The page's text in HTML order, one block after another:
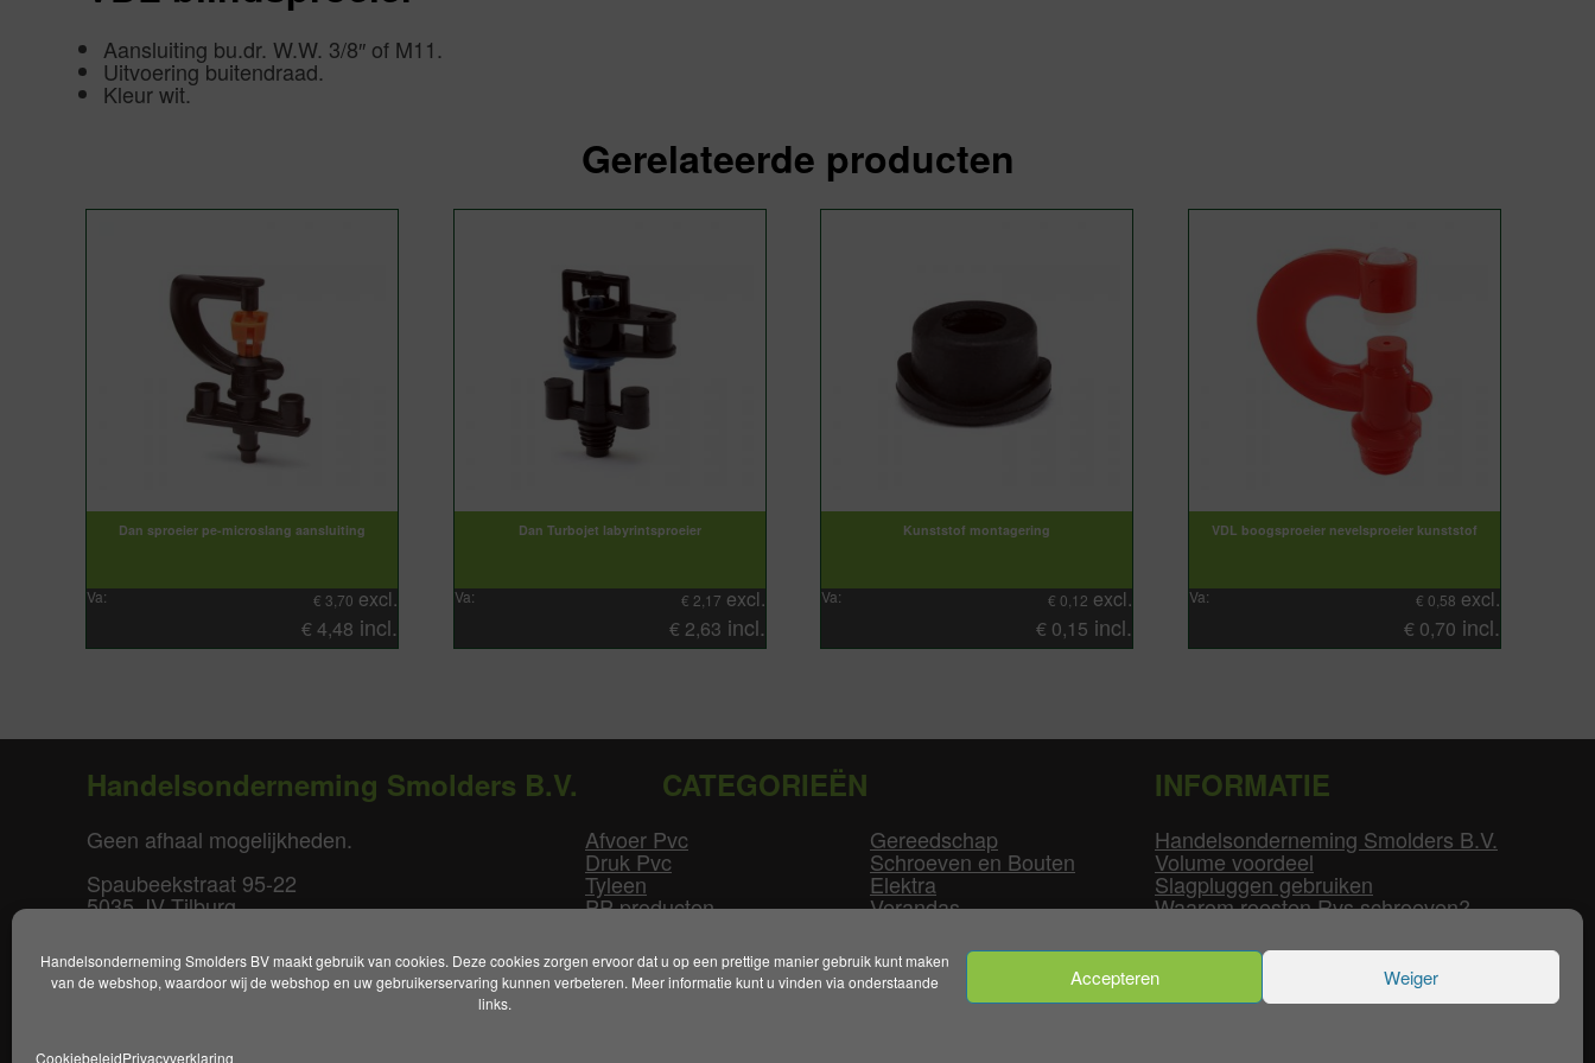
Handelsonderneming Smolders BV maakt gebruik van cookies. Deze cookies zorgen ervoor dat u op een prettige manier gebruik kunt maken
van de webshop, waardoor wij de webshop en uw gebruikerservaring kunnen verbeteren. Meer informatie kunt u vinden via onderstaande
links.
Accepteren Weiger
CookiebeleidPrivacyverklaring
Aansluiting bu.dr. W.W. 3/8″ of M11.
Uitvoering buitendraad.
Kleur wit.
Gerelateerde producten
Dan sproeier pe-microslang aansluiting
Va: € 3,70 excl.
€4,48 incl.
Dan Turbojet labyrintsproeier
Va: € 2,17 excl.
€ 2,63 incl.
Kunststof montagering
Va: €0,12 excl.
€ 0,15 incl.
VDL boogsproeier nevelsproeier kunststof
Va: € 0,58 excl.
€ 0,70 incl.
Handelsonderneming Smolders B.V.
Geen afhaal mogelijkheden.
Spaubeekstraat 95-22
5035 JV Tilburg
T. +31(0)85-0640877
E.info@smoldersbv.nl
CATEGORIEËN
Afvoer Pvc
Druk Pvc
Tyleen
PP producten
GLW producten
Gereedschap
Schroeven en Bouten
Elektra
Verandas
Overige
INFORMATIE
Handelsonderneming Smolders B.V.
Volume voordeel
Slagpluggen gebruiken
Waarom roesten Rvs schroeven?
Pvc-buizen diameters
Flenzen tabel
|Algemene Voorwaarden